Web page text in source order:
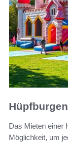
Das Mieten einer
Möglichkeit, um